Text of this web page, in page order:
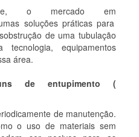
o mercado em
soluções práticas para
de uma tubulação
equipamentos
área.
de entupimento (
de manutenção.
o uso de materiais sem